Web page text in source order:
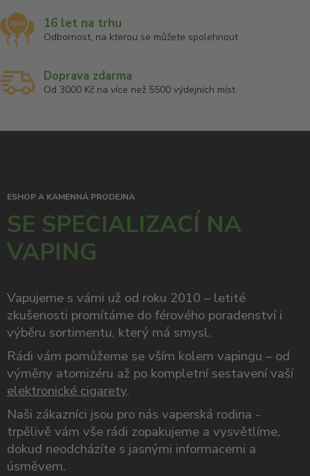
16 let na trhu
Odbornost, na kterou se můžete spolehnout
Doprava zdarma
Od 3000 Kč na více než 5500 výdejních míst
ESHOP A KAMENNÁ PRODEJNA
SE SPECIALIZACÍ NA
VAPING
Vapujeme s vámi už od roku 2010 – letité
zkušenosti promítáme do férového poradenství i
výběru sortimentu, který má smysl.
Rádi vám pomůžeme se vším kolem vapingu – od
výměny atomizéru až po kompletní sestavení vaší
elektronické cigarety.
Naši zákazníci jsou pro nás vaperská rodina -
trpělivě vám vše rádi zopakujeme a vysvětlíme,
dokud neodcházíte s jasnými informacemi a
úsměvem.